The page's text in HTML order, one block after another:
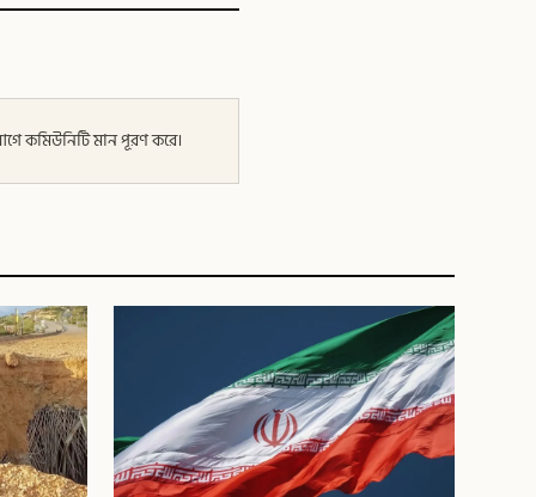
কমিউনিটি মান পূরণ করে।